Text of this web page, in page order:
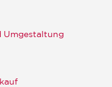
Umgestaltung